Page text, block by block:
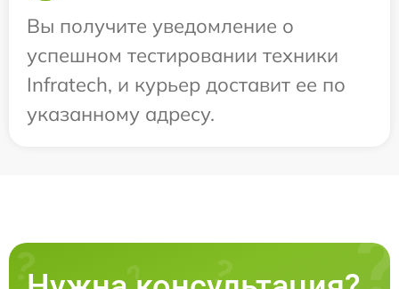
Вы получите уведомление о
успешном тестировании техники
Infratech, и курьер доставит ее по
указанному адресу.